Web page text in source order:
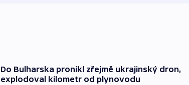
Do Bulharska pronikl zřejmě ukrajinský dron,
explodoval kilometr od plynovodu